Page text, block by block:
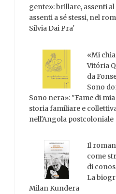
gente»: brillare, assenti
assenti a sé stessi, nel
Silvia Dai Pra'
«Mi
Vitória
da
Sono
Sono nera»: "Fame di
storia familiare e
nell'Angola postcoloniale
Il
come
di
La
Milan Kundera